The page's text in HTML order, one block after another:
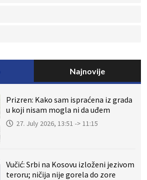
Najnovije
Prizren: Kako sam ispraćena iz grada
u koji nisam mogla ni da uđem
27. July 2026, 13:51 -> 11:15
Vučić: Srbi na Kosovu izloženi jezivom
teroru; ničija nije gorela do zore